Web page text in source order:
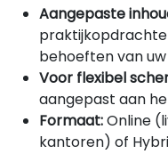
Aangepaste
behoeften van
Voor flexibel
aangepast aan
Formaat:Online
kantoren) of